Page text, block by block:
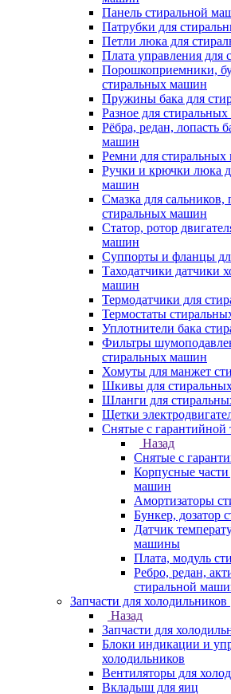
Панель стиральной
Патрубки для
Петли люка для
Плата управления для
Порошкоприемники,
стиральных машин
Пружины бака для
Разное для
Рёбра, редан, лопасть
машин
Ремни для
Ручки и крючки люка
машин
Смазка для
стиральных машин
Статор, ротор
машин
Суппорты и фланцы
Таходатчики датчики
машин
Термодатчики для
Термостаты
Уплотнители бака
Фильтры
стиральных машин
Хомуты для манжет
Шкивы для
Шланги для
Щетки
Снятые с гарантийной
Назад
Снятые с
Корпусные
машин
Амортизаторы
Бункер, дозатор
Датчик
машины
Плата, модуль
Ребро, редан,
стиральной
Запчасти для холодильников
Назад
Запчасти для
Блоки индикации и
холодильников
Вентиляторы для
Вкладыш для яиц